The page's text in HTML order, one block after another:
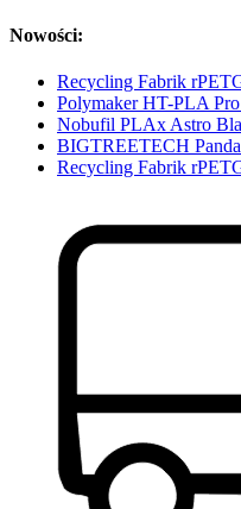
Nowości:
Recycling Fabrik
Polymaker HT-PLA
Nobufil PLAx Astro
BIGTREETECH Panda
Recycling Fabrik